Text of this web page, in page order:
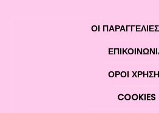
ΟΙ
ΌΡΟΙ
COOKIES